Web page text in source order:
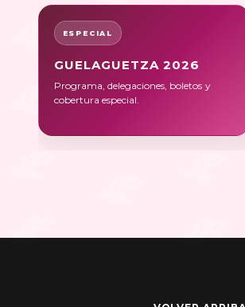
ESPECIAL
GUELAGUETZA 2026
Programa, delegaciones, boletos y
cobertura especial.